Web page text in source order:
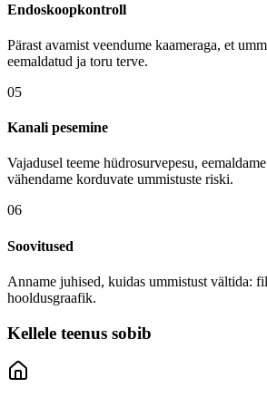
Endoskoopkontroll
Pärast avamist veendume kaameraga, et
eemaldatud ja toru terve.
05
Kanali pesemine
Vajadusel teeme hüdrosurvepesu,
vähendame korduvate ummistuste riski.
06
Soovitused
Anname juhised, kuidas ummistust vältida:
hooldusgraafik.
Kellele teenus sobib